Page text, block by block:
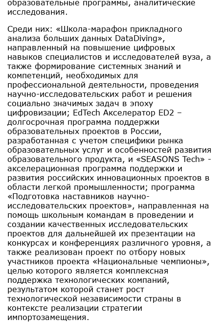
образовательные программы, аналитические
исследования.
Среди них: «Школа-марафон прикладного
анализа больших данных DataDiving»,
направленный на повышение цифровых
навыков специалистов и исследователей вуза, а
также формирование системных знаний и
компетенций, необходимых для
профессиональной деятельности, проведения
научно-исследовательских работ и решения
социально значимых задач в эпоху
цифровизации; EdTech Акселератор ED2 –
долгосрочная программа поддержки
образовательных проектов в России,
разработанная с учетом специфики рынка
образовательных услуг и особенностей развития
образовательного продукта, и «SEASONS Tech» -
акселерационная программа поддержки и
развития российских инновационных проектов в
области легкой промышленности; программа
«Подготовка наставников научно-
исследовательских проектов», направленная на
помощь школьным командам в проведении и
создании качественных исследовательских
проектов для дальнейшей их презентации на
конкурсах и конференциях различного уровня, а
также реализован проект по отбору новых
участников проекта «Национальные чемпионы»,
целью которого является комплексная
поддержка технологических компаний,
результатом которой станет рост
технологической независимости страны в
контексте реализации стратегии
импортозамещения.